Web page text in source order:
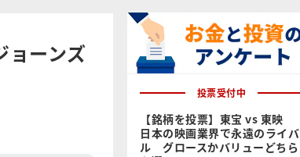
ョーンズ
投票受付中
【銘柄を投票】東宝 vs 東映
日本の映画業界で永遠のライバ
ル グロースかバリューどちら